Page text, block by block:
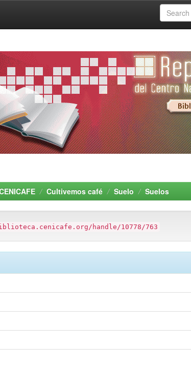
Cultivemos café Suelo Suelos
handle/10778/763